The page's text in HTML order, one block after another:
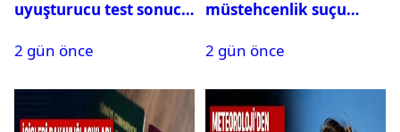
uyuşturucu test sonucu
2 gün önce
müstehcenlik suçu
alındı
2 gün önce